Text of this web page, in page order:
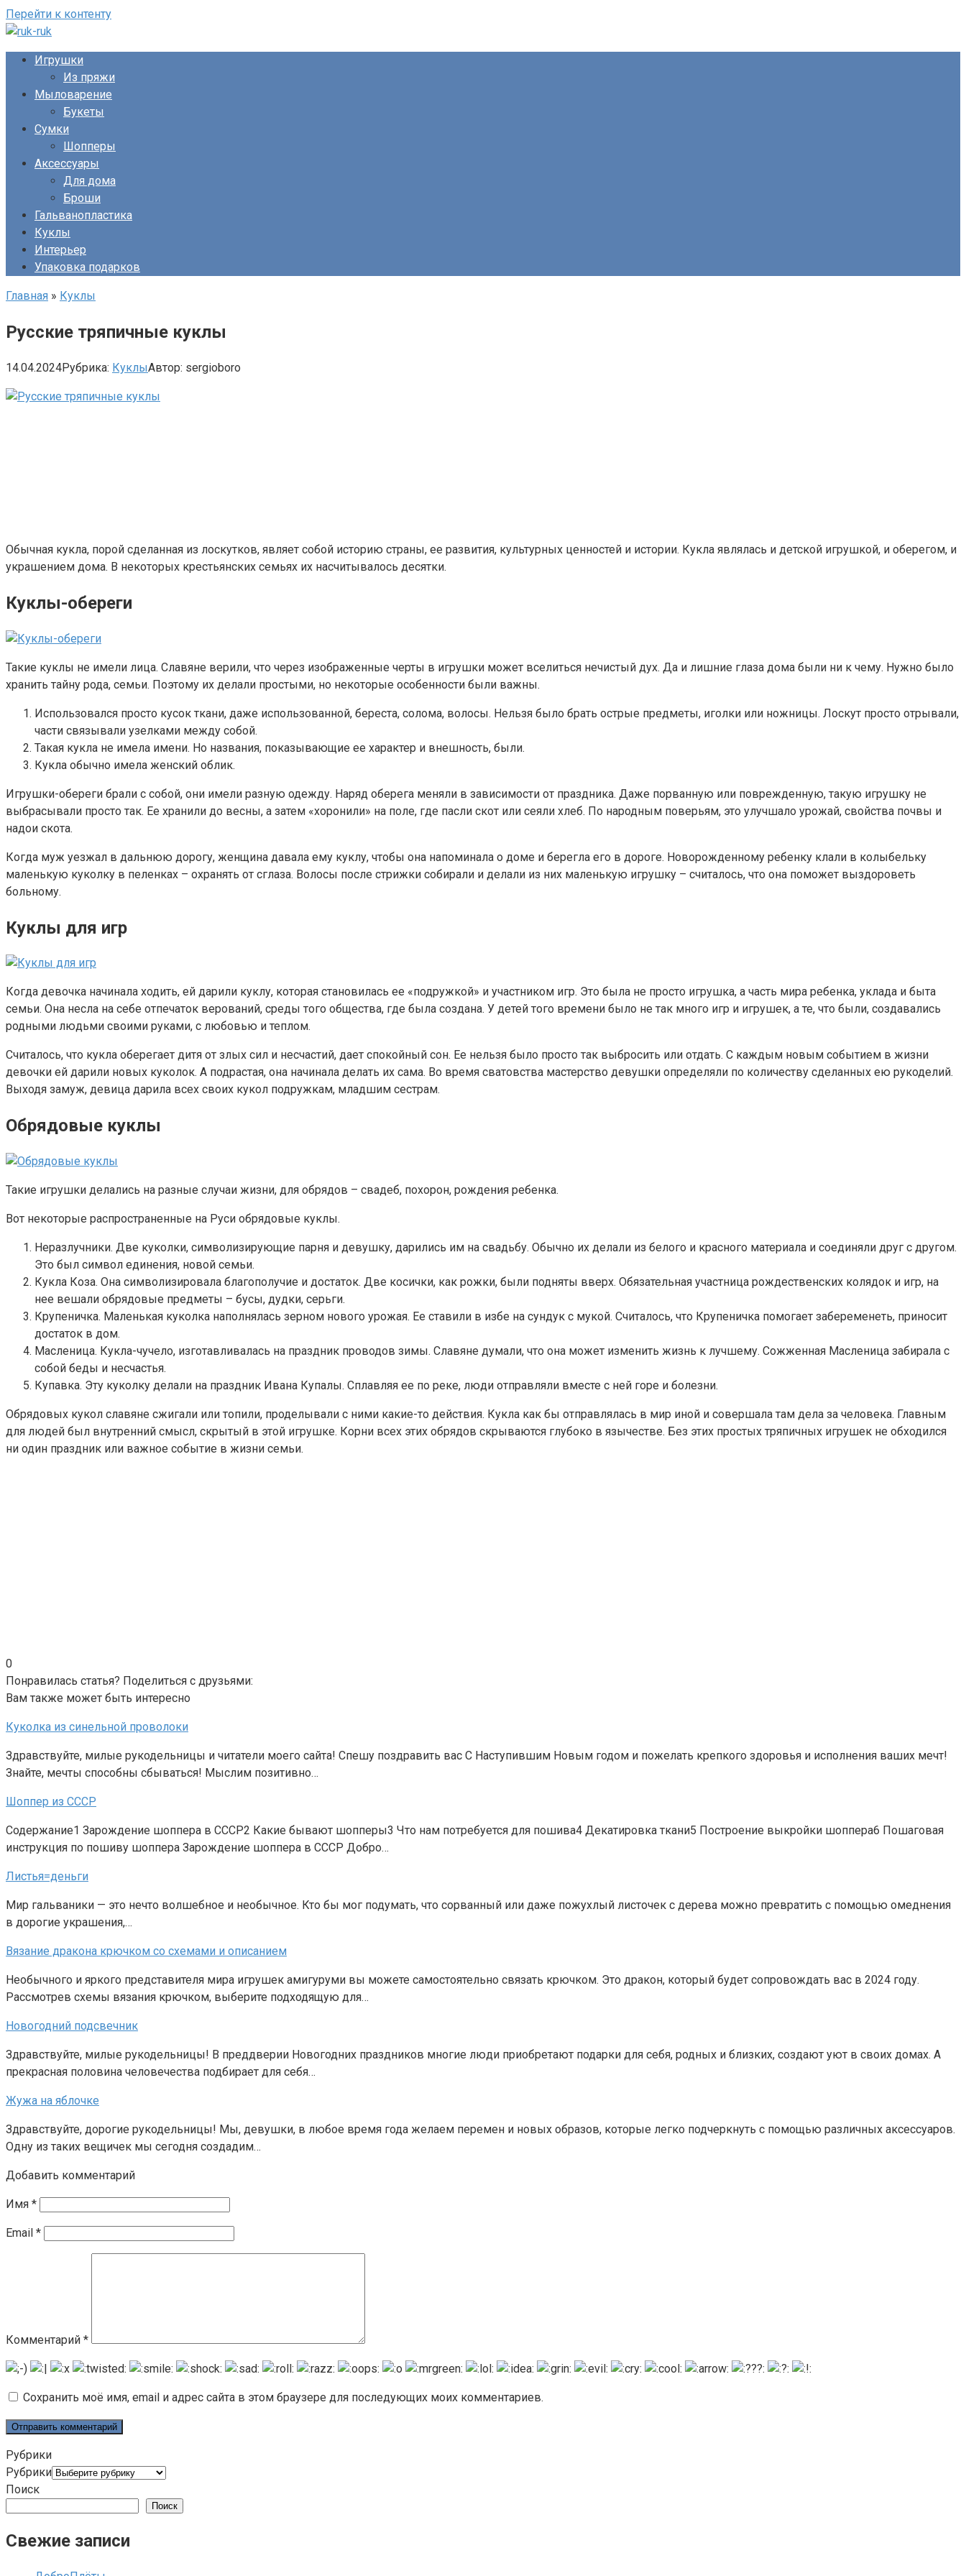
Перейти к контенту
Игрушки
Из пряжи
Мыловарение
Букеты
Сумки
Шопперы
Аксессуары
Для дома
Броши
Гальванопластика
Куклы
Интерьер
Упаковка подарков
Главная » Куклы
Русские тряпичные куклы
14.04.2024Рубрика: КуклыАвтор: sergioboro
Обычная кукла, порой сделанная из лоскутков, являет собой историю страны, ее развития, культурных ценностей и истории. Кукла являлась и детской игрушкой, и оберегом, и
украшением дома. В некоторых крестьянских семьях их насчитывалось десятки.
Куклы-обереги
Такие куклы не имели лица. Славяне верили, что через изображенные черты в игрушки может вселиться нечистый дух. Да и лишние глаза дома были ни к чему. Нужно было
хранить тайну рода, семьи. Поэтому их делали простыми, но некоторые особенности были важны.
Использовался просто кусок ткани, даже использованной, береста, солома, волосы. Нельзя было брать острые предметы, иголки или ножницы. Лоскут просто отрывали,
части связывали узелками между собой.
Такая кукла не имела имени. Но названия, показывающие ее характер и внешность, были.
Кукла обычно имела женский облик.
Игрушки-обереги брали с собой, они имели разную одежду. Наряд оберега меняли в зависимости от праздника. Даже порванную или поврежденную, такую игрушку не
выбрасывали просто так. Ее хранили до весны, а затем «хоронили» на поле, где пасли скот или сеяли хлеб. По народным поверьям, это улучшало урожай, свойства почвы и
надои скота.
Когда муж уезжал в дальнюю дорогу, женщина давала ему куклу, чтобы она напоминала о доме и берегла его в дороге. Новорожденному ребенку клали в колыбельку
маленькую куколку в пеленках – охранять от сглаза. Волосы после стрижки собирали и делали из них маленькую игрушку – считалось, что она поможет выздороветь
больному.
Куклы для игр
Когда девочка начинала ходить, ей дарили куклу, которая становилась ее «подружкой» и участником игр. Это была не просто игрушка, а часть мира ребенка, уклада и быта
семьи. Она несла на себе отпечаток верований, среды того общества, где была создана. У детей того времени было не так много игр и игрушек, а те, что были, создавались
родными людьми своими руками, с любовью и теплом.
Считалось, что кукла оберегает дитя от злых сил и несчастий, дает спокойный сон. Ее нельзя было просто так выбросить или отдать. С каждым новым событием в жизни
девочки ей дарили новых куколок. А подрастая, она начинала делать их сама. Во время сватовства мастерство девушки определяли по количеству сделанных ею рукоделий.
Выходя замуж, девица дарила всех своих кукол подружкам, младшим сестрам.
Обрядовые куклы
Такие игрушки делались на разные случаи жизни, для обрядов – свадеб, похорон, рождения ребенка.
Вот некоторые распространенные на Руси обрядовые куклы.
Неразлучники. Две куколки, символизирующие парня и девушку, дарились им на свадьбу. Обычно их делали из белого и красного материала и соединяли друг с другом.
Это был символ единения, новой семьи.
Кукла Коза. Она символизировала благополучие и достаток. Две косички, как рожки, были подняты вверх. Обязательная участница рождественских колядок и игр, на
нее вешали обрядовые предметы – бусы, дудки, серьги.
Крупеничка. Маленькая куколка наполнялась зерном нового урожая. Ее ставили в избе на сундук с мукой. Считалось, что Крупеничка помогает забеременеть, приносит
достаток в дом.
Масленица. Кукла-чучело, изготавливалась на праздник проводов зимы. Славяне думали, что она может изменить жизнь к лучшему. Сожженная Масленица забирала с
собой беды и несчастья.
Купавка. Эту куколку делали на праздник Ивана Купалы. Сплавляя ее по реке, люди отправляли вместе с ней горе и болезни.
Обрядовых кукол славяне сжигали или топили, проделывали с ними какие-то действия. Кукла как бы отправлялась в мир иной и совершала там дела за человека. Главным
для людей был внутренний смысл, скрытый в этой игрушке. Корни всех этих обрядов скрываются глубоко в язычестве. Без этих простых тряпичных игрушек не обходился
ни один праздник или важное событие в жизни семьи.
0
Понравилась статья? Поделиться с друзьями:
Вам также может быть интересно
Куколка из синельной проволоки
Здравствуйте, милые рукодельницы и читатели моего сайта! Спешу поздравить вас С Наступившим Новым годом и пожелать крепкого здоровья и исполнения ваших мечт!
Знайте, мечты способны сбываться! Мыслим позитивно…
Шоппер из СССР
Содержание1 Зарождение шоппера в СССР2 Какие бывают шопперы3 Что нам потребуется для пошива4 Декатировка ткани5 Построение выкройки шоппера6 Пошаговая
инструкция по пошиву шоппера Зарождение шоппера в СССР Добро…
Листья=деньги
Мир гальваники — это нечто волшебное и необычное. Кто бы мог подумать, что сорванный или даже пожухлый листочек с дерева можно превратить с помощью омеднения
в дорогие украшения,…
Вязание дракона крючком со схемами и описанием
Необычного и яркого представителя мира игрушек амигуруми вы можете самостоятельно связать крючком. Это дракон, который будет сопровождать вас в 2024 году.
Рассмотрев схемы вязания крючком, выберите подходящую для…
Новогодний подсвечник
Здравствуйте, милые рукодельницы! В преддверии Новогодних праздников многие люди приобретают подарки для себя, родных и близких, создают уют в своих домах. А
прекрасная половина человечества подбирает для себя…
Жужа на яблочке
Здравствуйте, дорогие рукодельницы! Мы, девушки, в любое время года желаем перемен и новых образов, которые легко подчеркнуть с помощью различных аксессуаров.
Одну из таких вещичек мы сегодня создадим…
Добавить комментарий
Имя *
Email *
Комментарий *
Сохранить моё имя, email и адрес сайта в этом браузере для последующих моих комментариев.
Рубрики
Рубрики
Поиск
Поиск
Свежие записи